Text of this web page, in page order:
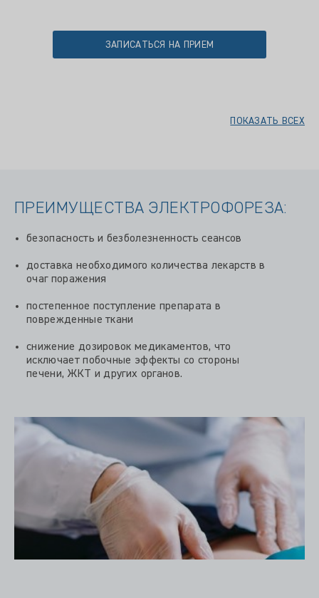
ЗАПИСАТЬСЯ НА ПРИЕМ
ПОКАЗАТЬ ВСЕХ
ПРЕИМУЩЕСТВА ЭЛЕКТРОФОРЕЗА:
безопасность и безболезненность сеансов
доставка необходимого количества лекарств в
очаг поражения
постепенное поступление препарата в
поврежденные ткани
снижение дозировок медикаментов, что
исключает побочные эффекты со стороны
печени, ЖКТ и других органов.